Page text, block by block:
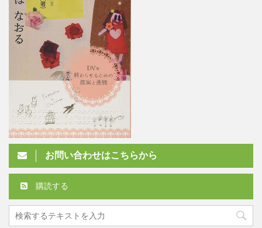
お問い合わせはこちらから
購読する